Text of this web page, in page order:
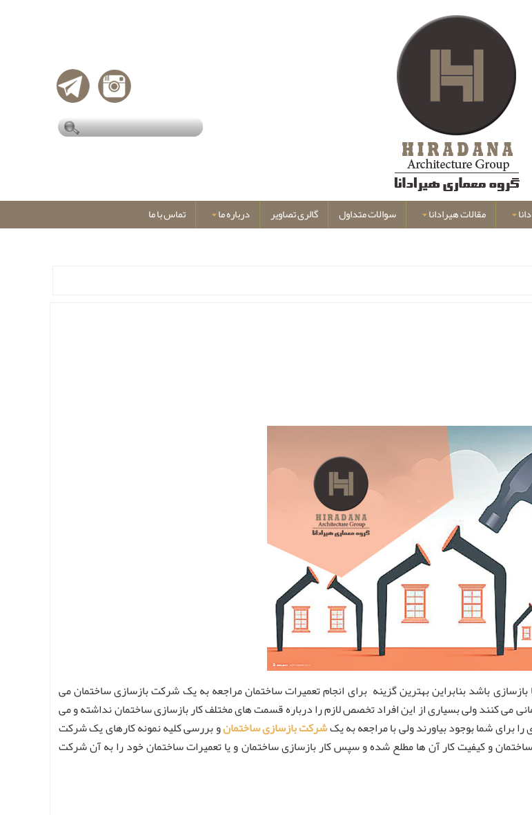
مقالات هیرادانا سوالات متداول گالری تصاویر درباره ما تماس با ما
باشد بنابراین بهترین گزینه برای انجام تعمیرات ساختمان مراجعه به یک شرکت بازسازی ساختمان می
می کنند ولی بسیاری از این افراد تخصص لازم را درباره قسمت های مختلف کار بازسازی ساختمان نداشته و می
برای شما بوجود بیاورند ولی با مراجعه به یکشرکت بازسازی ساختمانو بررسی کلیه نمونه کارهای یک شرکت
و کیفیت کار آن ها مطلع شده و سپس کار بازسازی ساختمان و یا تعمیرات ساختمان خود را به آن شرکت